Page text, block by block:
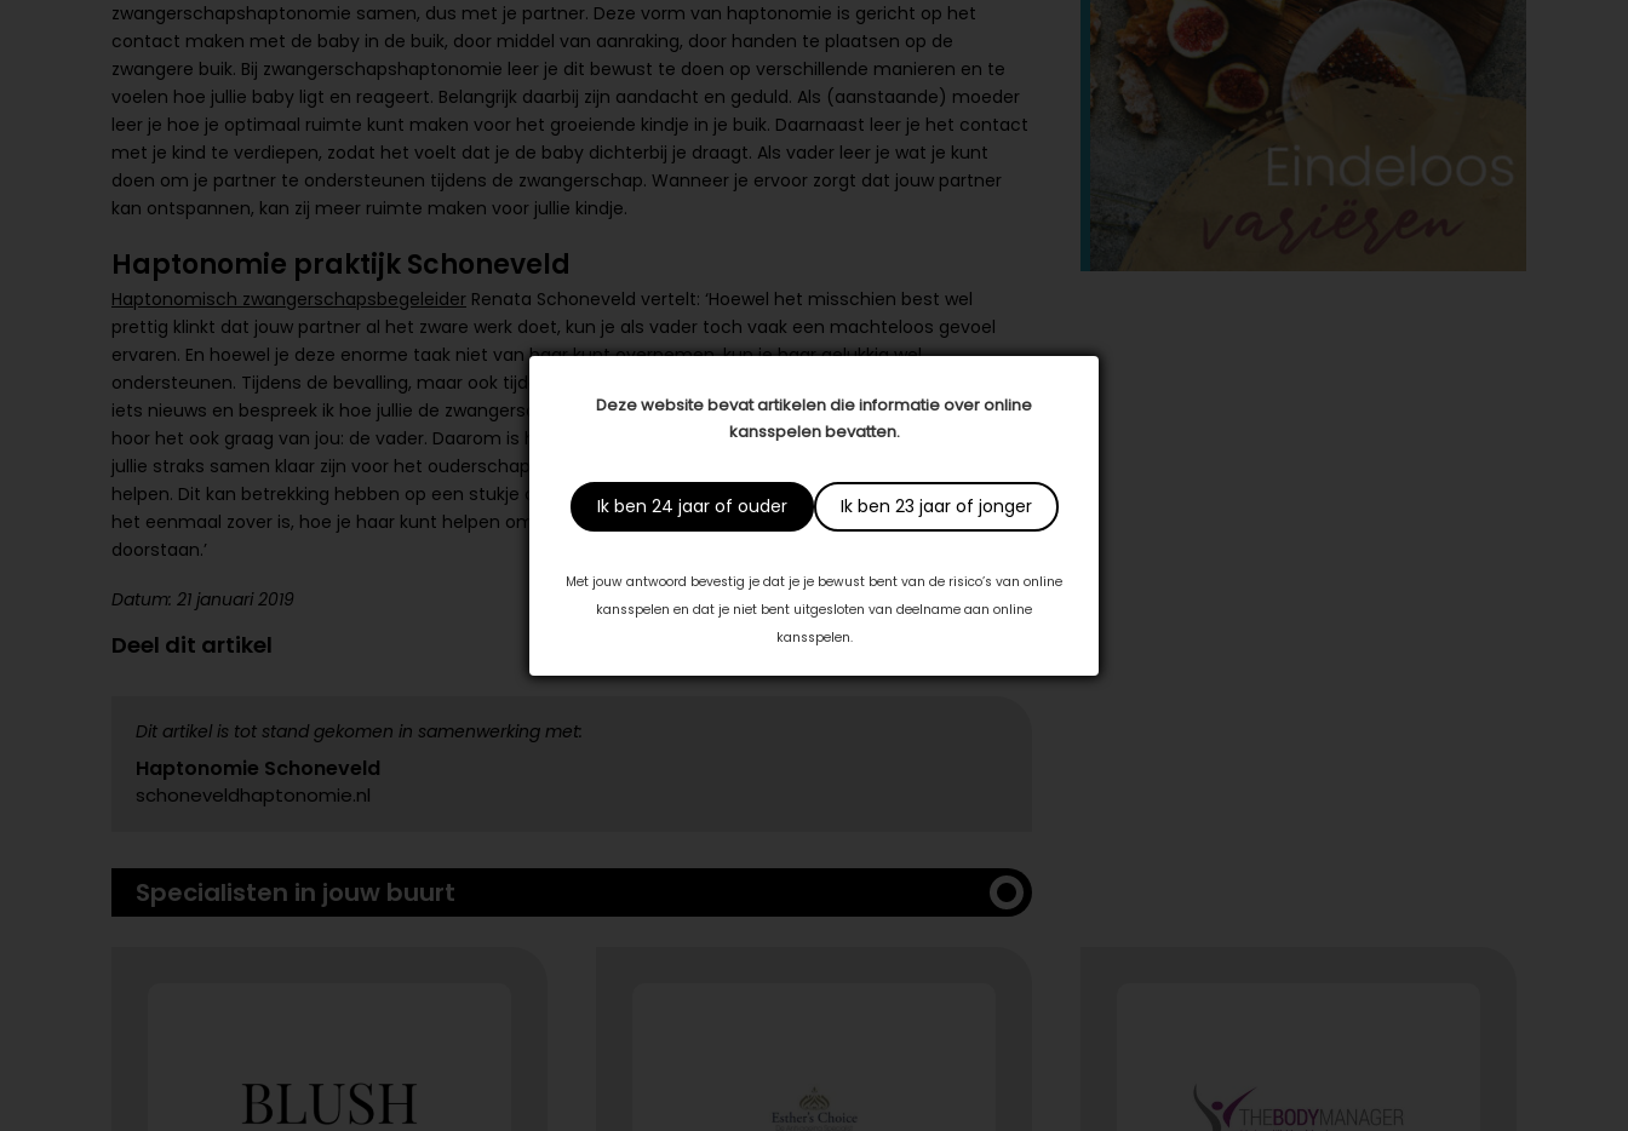
Deze website bevat artikelen die informatie over online
kansspelen bevatten.
Ik ben 24 jaar of ouder Ik ben 23 jaar of jonger
Met jouw antwoord bevestig je dat je je bewust bent van de risico’s van online
kansspelen en dat je niet bent uitgesloten van deelname aan online
kansspelen.
zwangerschapshaptonomie samen, dus met je partner. Deze vorm van haptonomie is gericht op het
contact maken met de baby in de buik, door middel van aanraking, door handen te plaatsen op de
zwangere buik. Bij zwangerschapshaptonomie leer je dit bewust te doen op verschillende manieren en te
voelen hoe jullie baby ligt en reageert. Belangrijk daarbij zijn aandacht en geduld. Als (aanstaande) moeder
leer je hoe je optimaal ruimte kunt maken voor het groeiende kindje in je buik. Daarnaast leer je het contact
met je kind te verdiepen, zodat het voelt dat je de baby dichterbij je draagt. Als vader leer je wat je kunt
doen om je partner te ondersteunen tijdens de zwangerschap. Wanneer je ervoor zorgt dat jouw partner
kan ontspannen, kan zij meer ruimte maken voor jullie kindje.
Haptonomie praktijk Schoneveld
Haptonomisch zwangerschapsbegeleider Renata Schoneveld vertelt: ‘Hoewel het misschien best wel
prettig klinkt dat jouw partner al het zware werk doet, kun je als vader toch vaak een machteloos gevoel
ervaren. En hoewel je deze enorme taak niet van haar kunt overnemen, kun je haar gelukkig wel
ondersteunen. Tijdens de bevalling, maar ook tijdens de zwangerschap. Iedere sessie leer ik jullie samen
iets nieuws en bespreek ik hoe jullie de zwangerschap ervaren. Ik wil dat niet alleen van de moeder weten, ik
hoor het ook graag van jou: de vader. Daarom is het belangrijk dat jij ook iedere sessie aanwezig bent, zodat
jullie straks samen klaar zijn voor het ouderschap. Tijdens de sessies leer ik je hoe je jouw partner kunt
helpen. Dit kan betrekking hebben op een stukje ontspanning, maar ook hoe je haar kunt ontlasten. En, als
het eenmaal zover is, hoe je haar kunt helpen om de weeën en de uiteindelijke bevalling zo goed mogelijk te
doorstaan.’
Datum: 21 januari 2019
Deel dit artikel
Dit artikel is tot stand gekomen in samenwerking met:
Haptonomie Schoneveld
schoneveldhaptonomie.nl
Specialisten in jouw buurt